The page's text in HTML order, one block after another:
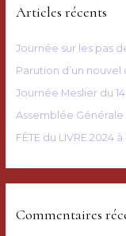
c
:
Articles récents
Journée sur les pas
Parution d’un
Journée Meslier du
Assemblée Générale
FÊTE du LIVRE 2024
Commentaires